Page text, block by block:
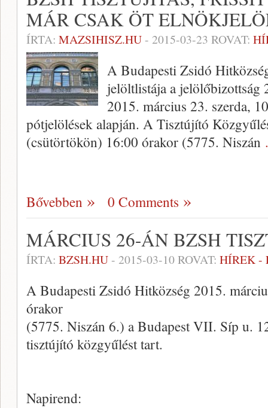
MÁR CSAK ÖT
ÍRTA: MAZSIHISZ.HU- 2015-03-23 ROVAT:
A Budapesti Zsidó
jelöltlistája a jelölőbizottság
2015. március 23. szerda,
pótjelölések alapján. A Tisztújító
(csütörtökön) 16:00 órakor (5775. Niszán
Bővebben 0 Comments
MÁRCIUS 26-ÁN BZSH
ÍRTA: BZSH.HU- 2015-03-10ROVAT: HÍREK -
A Budapesti Zsidó Hitközség 2015.
órakor
(5775. Niszán 6.) a Budapest VII. Síp u.
tisztújító közgyűlést tart.
Napirend: